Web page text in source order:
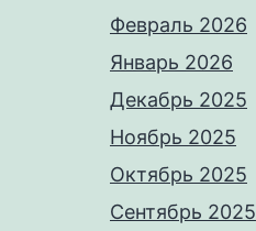
Февраль 2026
Январь 2026
Декабрь 2025
Ноябрь 2025
Октябрь 2025
Сентябрь 2025